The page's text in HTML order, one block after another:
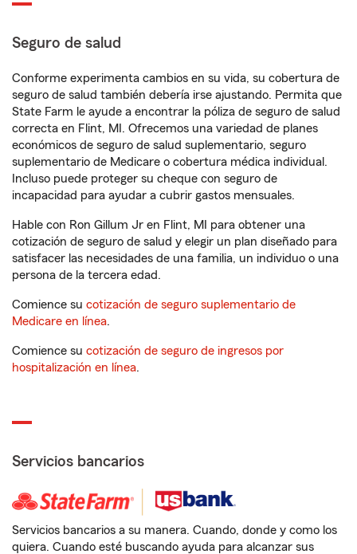
Seguro de salud
Conforme experimenta cambios en su vida, su cobertura de
seguro de salud también debería irse ajustando. Permita que
State Farm le ayude a encontrar la póliza de seguro de salud
correcta en Flint, MI. Ofrecemos una variedad de planes
económicos de seguro de salud suplementario, seguro
suplementario de Medicare o cobertura médica individual.
Incluso puede proteger su cheque con seguro de
incapacidad para ayudar a cubrir gastos mensuales.
Hable con Ron Gillum Jr en Flint, MI para obtener una
cotización de seguro de salud y elegir un plan diseñado para
satisfacer las necesidades de una familia, un individuo o una
persona de la tercera edad.
Comience su cotización de seguro suplementario de
Medicare en línea.
Comience su cotización de seguro de ingresos por
hospitalización en línea.
Servicios bancarios
Servicios bancarios a su manera. Cuando, donde y como los
quiera. Cuando esté buscando ayuda para alcanzar sus